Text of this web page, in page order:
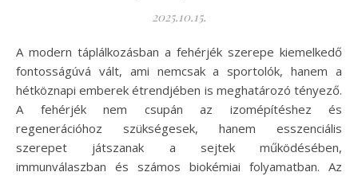
2025.10.15.
A modern táplálkozásban a fehérjék szerepe kiemelkedő
fontosságúvá vált, ami nemcsak a sportolók, hanem a
hétköznapi emberek étrendjében is meghatározó tényező.
A fehérjék nem csupán az izomépítéshez és
regenerációhoz szükségesek, hanem esszenciális
szerepet játszanak a sejtek működésében,
immunválaszban és számos biokémiai folyamatban. Az